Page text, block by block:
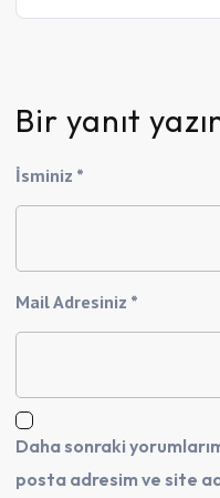
Bir yanıt
İsminiz *
Mail Adresiniz *
Daha sonraki
posta adresim ve site